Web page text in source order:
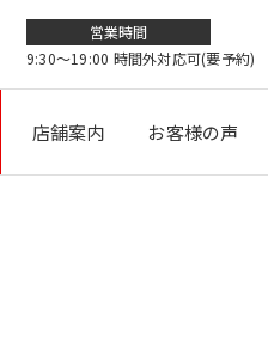
営業時間
9:30〜19:00 時間外対応可(要予約)
店舗案内 お客様の声